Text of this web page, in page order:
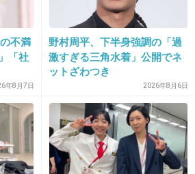
しなきゃ、駐車場で人を轢き
不満
「社
年8月7日
野村周平、下半身強調の「過
激すぎる三角水着」公開でネ
ットざわつき
2026年8月6日